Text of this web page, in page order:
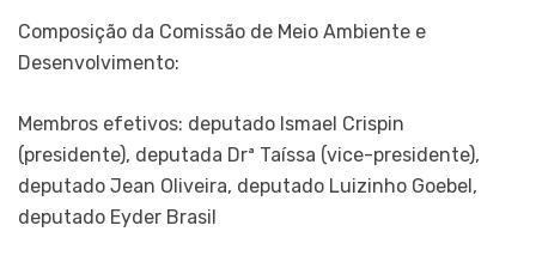
Composição da Comissão de Meio Ambiente e
Desenvolvimento:
Membros efetivos: deputado Ismael Crispin
(presidente), deputada Drª Taíssa (vice-presidente),
deputado Jean Oliveira, deputado Luizinho Goebel,
deputado Eyder Brasil